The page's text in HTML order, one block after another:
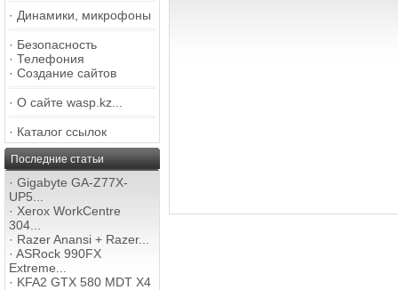
· Динамики, микрофоны
· Безопасность
· Телефония
· Создание сайтов
· О сайте wasp.kz...
· Каталог ссылок
Последние статьи
· Gigabyte GA-Z77X-
UP5...
· Xerox WorkCentre
304...
· Razer Anansi + Razer...
· ASRock 990FX
Extreme...
· KFA2 GTX 580 MDT X4